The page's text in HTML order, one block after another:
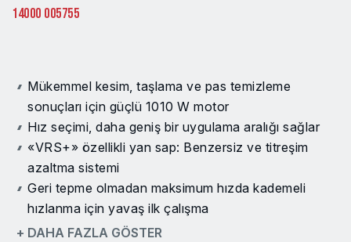
14000 005755
Mükemmel kesim, taşlama ve pas temizleme
sonuçları için güçlü 1010 W motor
Hız seçimi, daha geniş bir uygulama aralığı sağlar
«VRS+» özellikli yan sap: Benzersiz ve titreşim
azaltma sistemi
Geri tepme olmadan maksimum hızda kademeli
hızlanma için yavaş ilk çalışma
Motoru koruyan aşırı yük koruması
+ DAHA FAZLA GÖSTER